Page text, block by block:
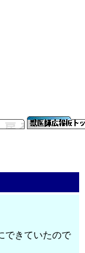
できていたので